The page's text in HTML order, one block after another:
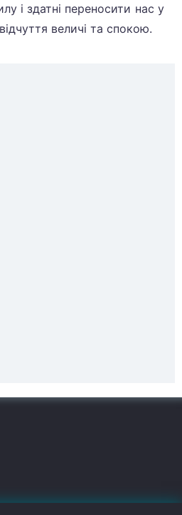
і здатні переносити нас у
величі та спокою.